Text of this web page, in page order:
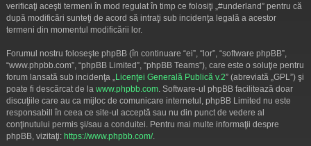
verificaţi aceşti termeni în mod regulat în timp ce folosiţi „#underland” pentru că
după modificări sunteţi de acord să intraţi sub incidenţa legală a acestor
termeni din momentul modificării lor.
Forumul nostru foloseşte phpBB (în continuare “ei”, “lor”, “software phpBB”,
“www.phpbb.com”, “phpBB Limited”, “phpBB Teams”), care este o soluţie pentru
forum lansată sub incidenţa „ Licenţei Generală Publică v.2” (abreviată „GPL”) şi
poate fi descărcat de la www.phpbb.com . Software-ul phpBB facilitează doar
discuţiile care au ca mijloc de comunicare internetul, phpBB Limited nu este
responsabill în ceea ce site-ul acceptă sau nu din punct de vedere al
conţinutului permis şi/sau a conduitei. Pentru mai multe informaţii despre
phpBB, vizitaţi: https://www.phpbb.com/.